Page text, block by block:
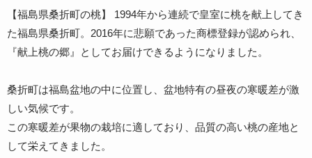
【福島県桑折町の桃】 1994年から連続で皇室に桃を献上してき
た福島県桑折町。2016年に悲願であった商標登録が認められ、
『献上桃の郷』としてお届けできるようになりました。
桑折町は福島盆地の中に位置し、盆地特有の昼夜の寒暖差が激
しい気候です。
この寒暖差が果物の栽培に適しており、品質の高い桃の産地と
して栄えてきました。